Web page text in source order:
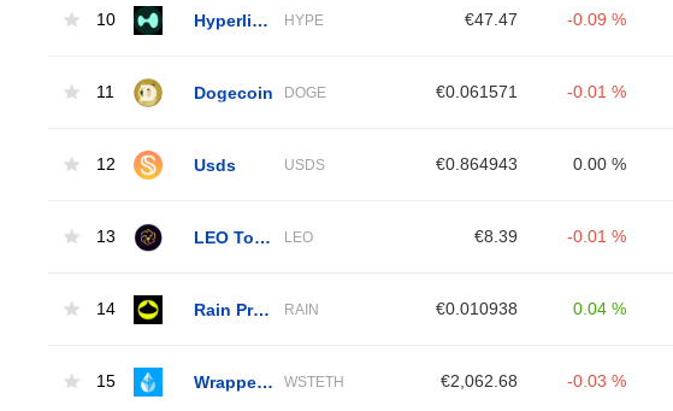
10 HYPE €47.47 -0.09 %
11 Dogecoin DOGE €0.061571 -0.01 %
12 Usds USDS €0.864943 0.00 %
13 LEO €8.39 -0.01 %
14 Rain Protocol RAIN €0.010938 0.04 %
15 WSTETH €2,062.68 -0.03 %